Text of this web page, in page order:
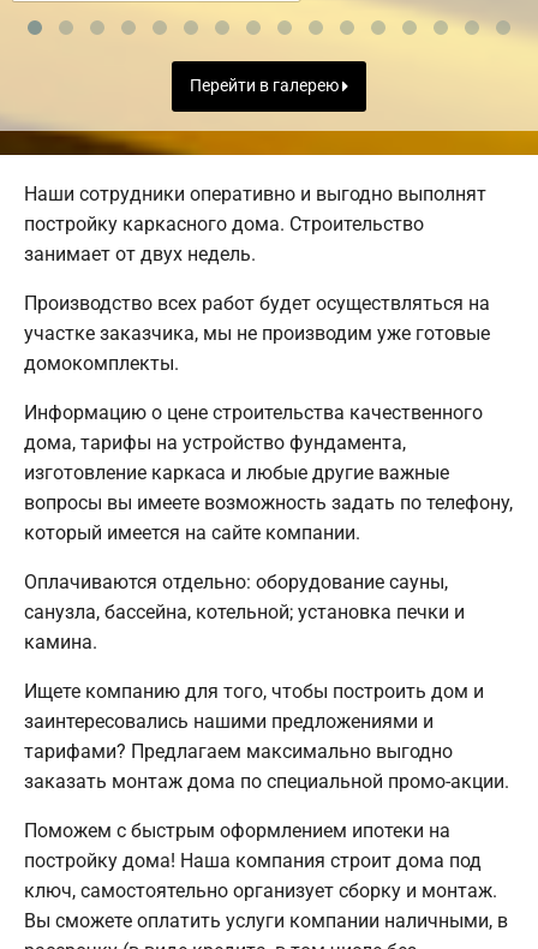
Перейти в галерею
Наши сотрудники оперативно и выгодно выполнят
постройку каркасного дома. Строительство
занимает от двух недель.
Производство всех работ будет осуществляться на
участке заказчика, мы не производим уже готовые
домокомплекты.
Информацию о цене строительства качественного
дома, тарифы на устройство фундамента,
изготовление каркаса и любые другие важные
вопросы вы имеете возможность задать по телефону,
который имеется на сайте компании.
Оплачиваются отдельно: оборудование сауны,
санузла, бассейна, котельной; установка печки и
камина.
Ищете компанию для того, чтобы построить дом и
заинтересовались нашими предложениями и
тарифами? Предлагаем максимально выгодно
заказать монтаж дома по специальной промо-акции.
Поможем с быстрым оформлением ипотеки на
постройку дома! Наша компания строит дома под
ключ, самостоятельно организует сборку и монтаж.
Вы сможете оплатить услуги компании наличными, в